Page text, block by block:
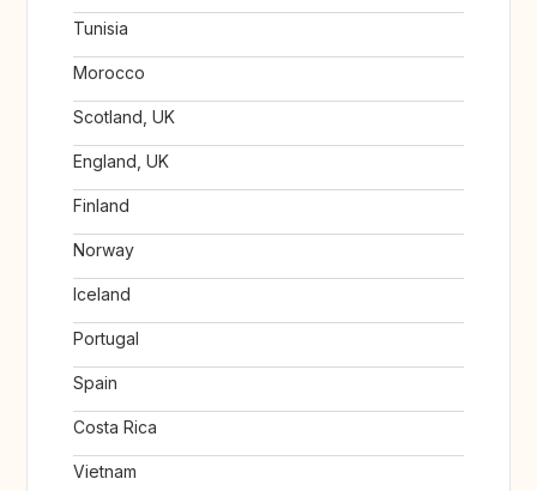
Tunisia
Morocco
Scotland, UK
England, UK
Finland
Norway
Iceland
Portugal
Spain
Costa Rica
Vietnam